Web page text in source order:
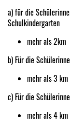
a) für die
Schulkindergarten
mehr als 2km
b) Für die
mehr als 3 km
c) Für die
mehr als 4 km